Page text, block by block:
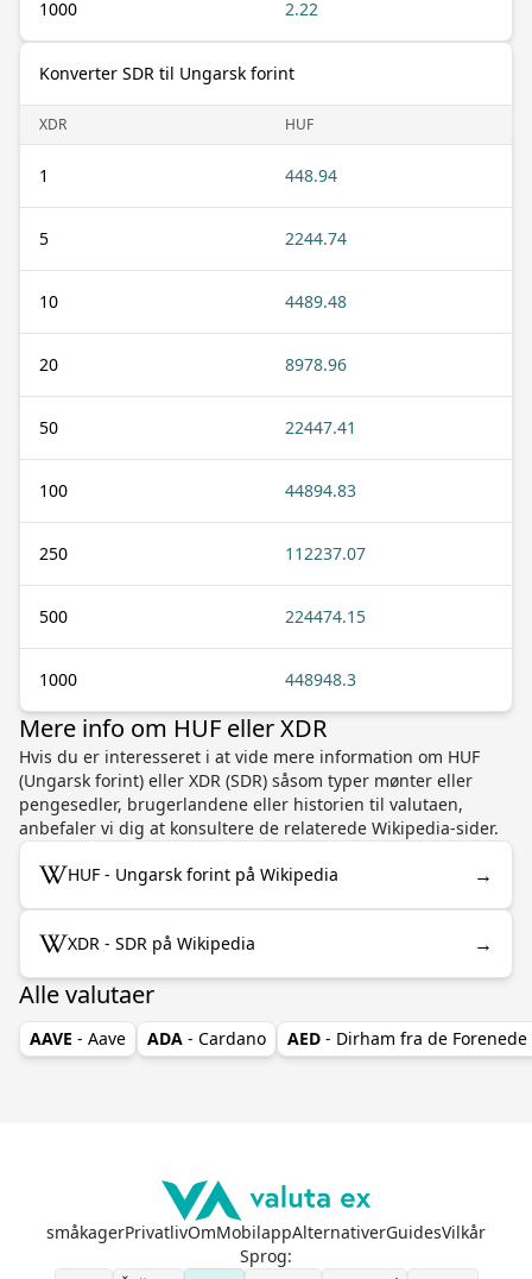
1000 2.22
Konverter SDR til Ungarsk forint
XDR HUF
1 448.94
5 2244.74
10 4489.48
20 8978.96
50 22447.41
100 44894.83
250 112237.07
500 224474.15
1000 448948.3
Mere info om HUF eller XDR
Hvis du er interesseret i at vide mere information om HUF
(Ungarsk forint) eller XDR (SDR) såsom typer mønter eller
pengesedler, brugerlandene eller historien til valutaen,
anbefaler vi dig at konsultere de relaterede Wikipedia-sider.
HUF - Ungarsk forint på Wikipedia →
XDR - SDR på Wikipedia →
Alle valutaer
AAVE - Aave ADA - Cardano AED - Dirham fra de
småkagerPrivatlivOmMobilappAlternativerGuidesVilkår
Sprog: